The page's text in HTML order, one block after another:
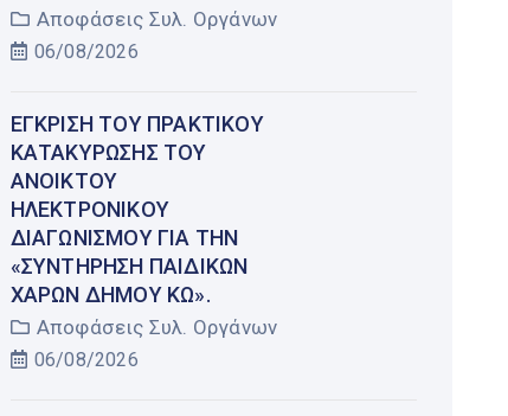
Αποφάσεις Συλ. Οργάνων
06/08/2026
ΈΓΚΡΙΣΗ ΤΟΥ ΠΡΑΚΤΙΚΟΎ
ΚΑΤΑΚΎΡΩΣΗΣ ΤΟΥ
ΑΝΟΙΚΤΟΎ
ΗΛΕΚΤΡΟΝΙΚΟΎ
ΔΙΑΓΩΝΙΣΜΟΎ ΓΙΑ ΤΗΝ
«ΣΥΝΤΉΡΗΣΗ ΠΑΙΔΙΚΏΝ
ΧΑΡΏΝ ΔΉΜΟΥ ΚΩ».
Αποφάσεις Συλ. Οργάνων
06/08/2026